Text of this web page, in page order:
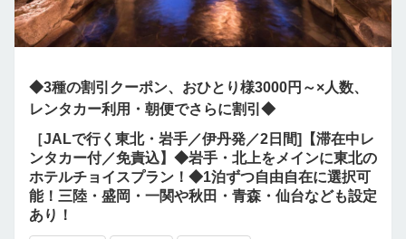
◆3種の割引クーポン、おひとり様3000円～×人数、
レンタカー利用・朝便でさらに割引◆
［JALで行く東北・岩手／伊丹発／2日間]【滞在中レ
ンタカー付／免責込】◆岩手・北上をメインに東北の
ホテルチョイスプラン！◆1泊ずつ自由自在に選択可
能！三陸・盛岡・一関や秋田・青森・仙台なども設定
あり！